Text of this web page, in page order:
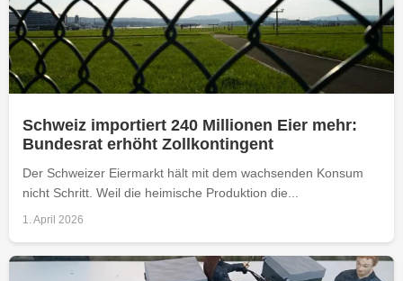
Schweiz importiert 240 Millionen Eier mehr:
Bundesrat erhöht Zollkontingent
Der Schweizer Eiermarkt hält mit dem wachsenden Konsum
nicht Schritt. Weil die heimische Produktion die...
1. April 2026